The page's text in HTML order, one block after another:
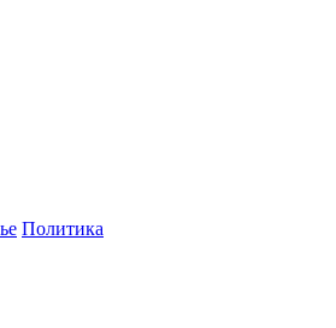
Политика